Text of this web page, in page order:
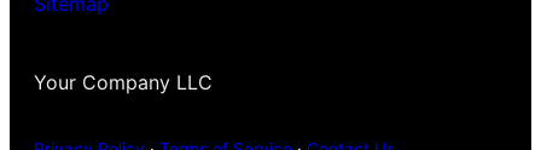
Your Company LLC